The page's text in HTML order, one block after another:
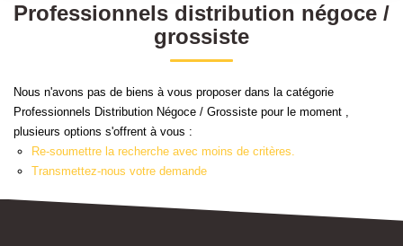
ESTIMATION
Présentation
Notre Équipe
Historique
Type de bien
Surface min
Créer une alerte
Professionnels distribution négoce /
grossiste
Nous n'avons pas de biens à vous proposer dans la catégorie
Professionnels Distribution Négoce / Grossiste pour le moment ,
plusieurs options s'offrent à vous :
Re-soumettre la recherche avec moins de critères.
Transmettez-nous votre demande